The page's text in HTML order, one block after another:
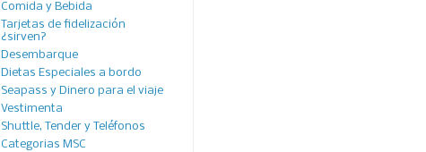
Comida y Bebida
Tarjetas de fidelización
¿sirven?
Desembarque
Dietas Especiales a bordo
Seapass y Dinero para el viaje
Vestimenta
Shuttle, Tender y Teléfonos
Categorias MSC